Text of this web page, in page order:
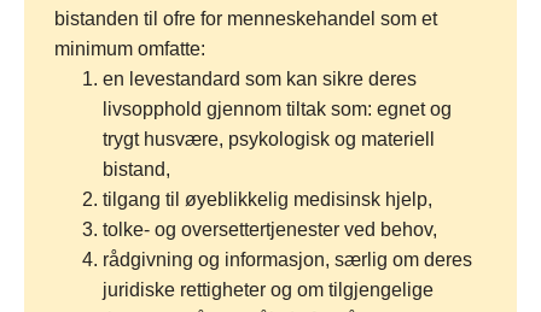
bistanden til ofre for menneskehandel som et
minimum omfatte:
en levestandard som kan sikre deres
livsopphold gjennom tiltak som: egnet og
trygt husvære, psykologisk og materiell
bistand,
tilgang til øyeblikkelig medisinsk hjelp,
tolke- og oversettertjenester ved behov,
rådgivning og informasjon, særlig om deres
juridiske rettigheter og om tilgjengelige